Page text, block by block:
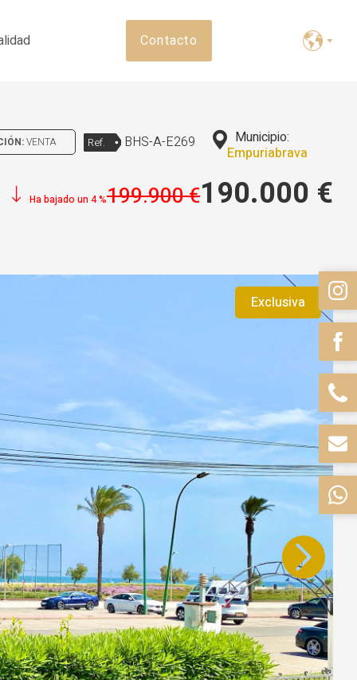
Contacto
VENTA Ref. BHS-A-E269
Municipio:
Empuriabrava
Ha bajado un 4 %199.900 €190.000 €
Exclusiva